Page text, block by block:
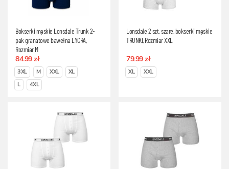
Bokserki męskie Lonsdale Trunk 2-
pak granatowe bawełna LYCRA,
Rozmiar M
84.99 zł
3XL M XXL
XL
L
4XL
Lonsdale 2 szt. szare, bokserki męskie
TRUNKI, Rozmiar XXL
79.99 zł
XL XXL